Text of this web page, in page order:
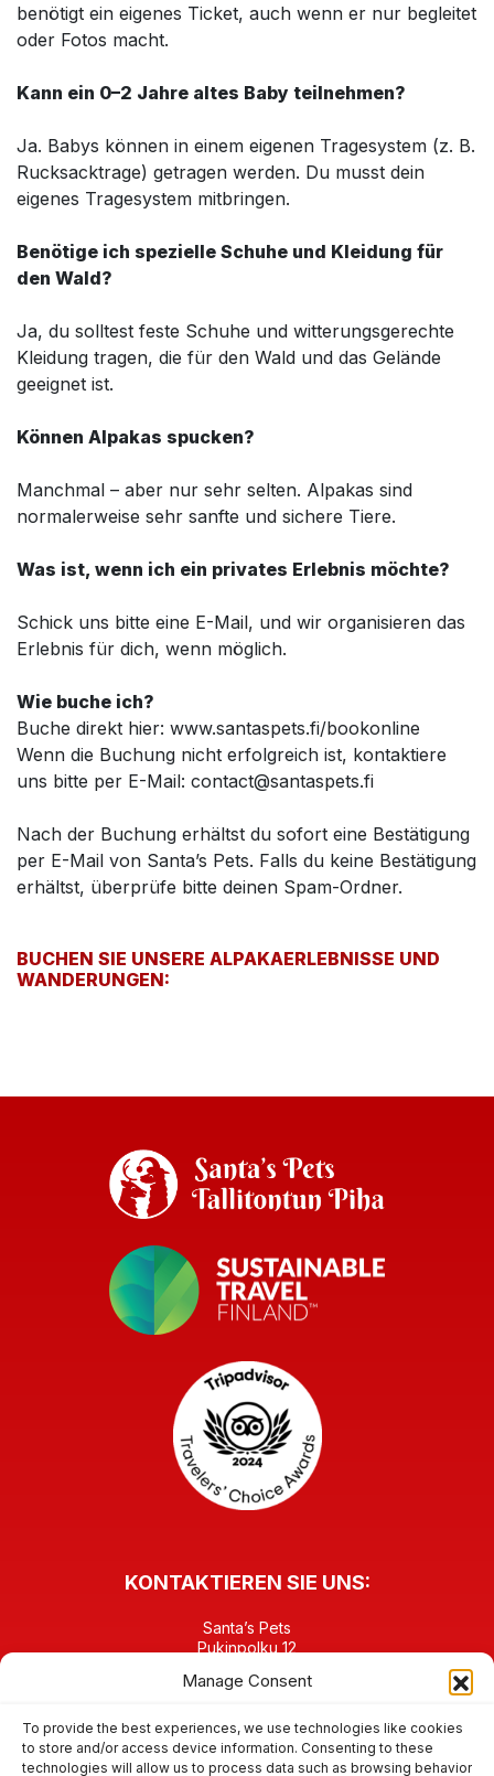
Manage Consent
To provide the best experiences, we use technologies like cookies
to store and/or access device information. Consenting to these
technologies will allow us to process data such as browsing behavior
benötigt ein eigenes Ticket, auch wenn er nur begleitet
oder Fotos macht.
Kann ein 0–2 Jahre altes Baby teilnehmen?
Ja. Babys können in einem eigenen Tragesystem (z. B.
Rucksacktrage) getragen werden. Du musst dein
eigenes Tragesystem mitbringen.
Benötige ich spezielle Schuhe und Kleidung für
den Wald?
Ja, du solltest feste Schuhe und witterungsgerechte
Kleidung tragen, die für den Wald und das Gelände
geeignet ist.
Können Alpakas spucken?
Manchmal – aber nur sehr selten. Alpakas sind
normalerweise sehr sanfte und sichere Tiere.
Was ist, wenn ich ein privates Erlebnis möchte?
Schick uns bitte eine E-Mail, und wir organisieren das
Erlebnis für dich, wenn möglich.
Wie buche ich?
Buche direkt hier: www.santaspets.fi/bookonline
Wenn die Buchung nicht erfolgreich ist, kontaktiere
uns bitte per E-Mail: contact@santaspets.fi
Nach der Buchung erhältst du sofort eine Bestätigung
per E-Mail von Santa’s Pets. Falls du keine Bestätigung
erhältst, überprüfe bitte deinen Spam-Ordner.
BUCHEN SIE UNSERE ALPAKAERLEBNISSE UND
WANDERUNGEN:
KONTAKTIEREN SIE UNS:
Santa’s Pets
Pukinpolku 12
FINNLAND
contact@santaspets.fi